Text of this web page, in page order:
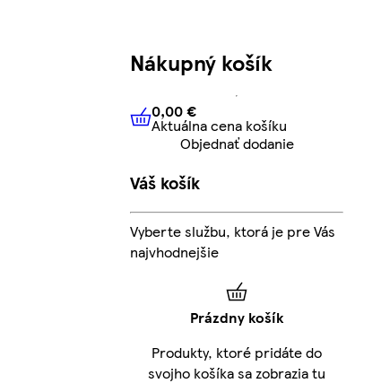
Nákupný košík
0,00 € Aktuálna cena košíku
0,00 €
Aktuálna cena košíku
Objednať dodanie
Váš košík
Vyberte službu, ktorá je pre Vás
najvhodnejšie
Prázdny košík
Produkty, ktoré pridáte do
svojho košíka sa zobrazia tu